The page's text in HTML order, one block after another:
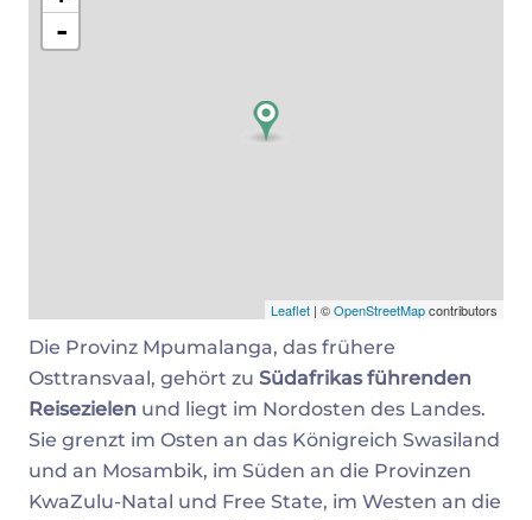
-
Leaflet | ©OpenStreetMapcontributors
Die Provinz Mpumalanga, das frühere
Osttransvaal, gehört zu Südafrikas führenden
Reisezielen und liegt im Nordosten des Landes.
Sie grenzt im Osten an das Königreich Swasiland
und an Mosambik, im Süden an die Provinzen
KwaZulu-Natal und Free State, im Westen an die